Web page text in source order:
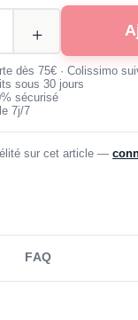
dès 75€ · Colissimo
sous 30 jours
sécurisé
7j/7
sur cet article —
FAQ